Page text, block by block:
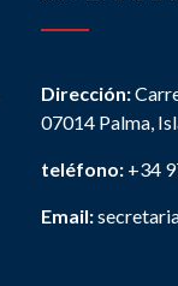
Dirección:
07014 Palma,
teléfono: +34
Email: